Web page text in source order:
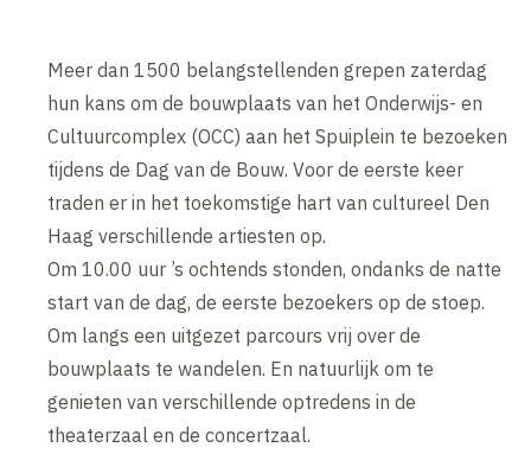
Meer dan 1500 belangstellenden grepen zaterdag
hun kans om de bouwplaats van het Onderwijs- en
Cultuurcomplex (OCC) aan het Spuiplein te bezoeken
tijdens de Dag van de Bouw. Voor de eerste keer
traden er in het toekomstige hart van cultureel Den
Haag verschillende artiesten op.
Om 10.00 uur ’s ochtends stonden, ondanks de natte
start van de dag, de eerste bezoekers op de stoep.
Om langs een uitgezet parcours vrij over de
bouwplaats te wandelen. En natuurlijk om te
genieten van verschillende optredens in de
theaterzaal en de concertzaal.